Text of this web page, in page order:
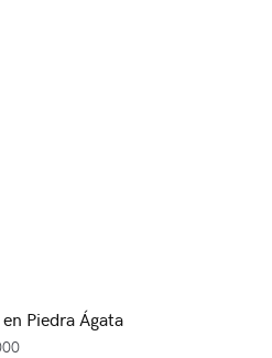
Piedra Ágata